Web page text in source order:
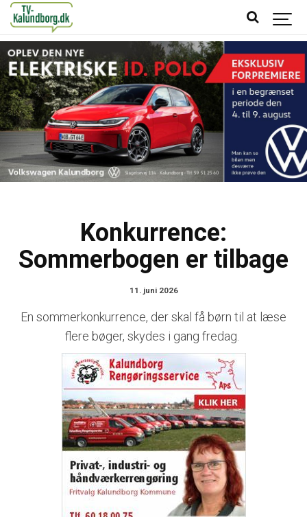
Konkurrence:
Sommerbogen er tilbage
11. juni 2026
En sommerkonkurrence, der skal få børn til at læse
flere bøger, skydes i gang fredag.